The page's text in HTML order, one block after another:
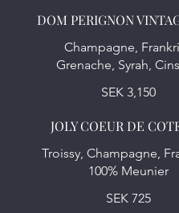
DOM PERIGNON
Champagne,
Grenache, Syrah,
SEK 3,150
JOLY COEUR DE
Troissy, Champagne,
100% Meunier
SEK 725